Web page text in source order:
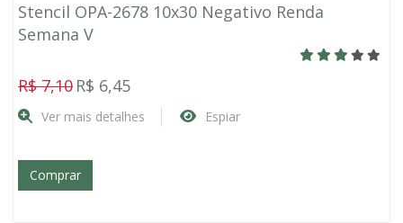
Stencil OPA-2678 10x30 Negativo Renda
Semana V
R$ 7,10 R$ 6,45
Ver mais detalhes Espiar
Comprar